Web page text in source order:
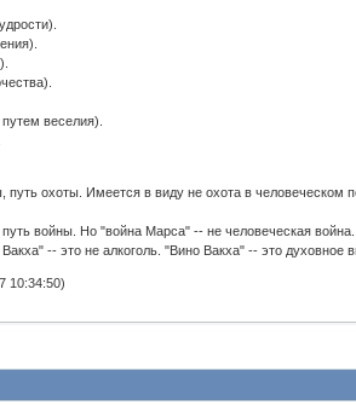
веселия).
путь охоты. Имеется в виду не охота в
войны. Но "война Марса" -- не человеческая
-- это не алкоголь. "Вино Вакха" -- это духовное
10:34:50)